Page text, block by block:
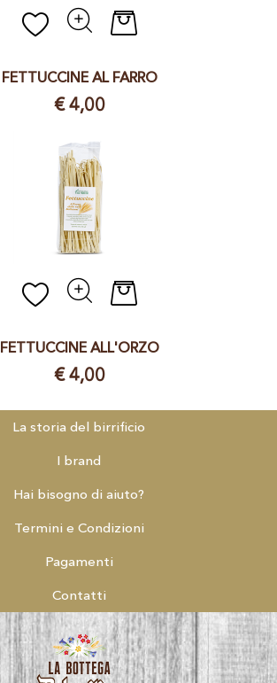
Quantità
FETTUCCINE AL FARRO
€ 4,00
Quantità
FETTUCCINE ALL'ORZO
€ 4,00
La storia del birrificio
I brand
Hai bisogno di aiuto?
Termini e Condizioni
Pagamenti
Contatti